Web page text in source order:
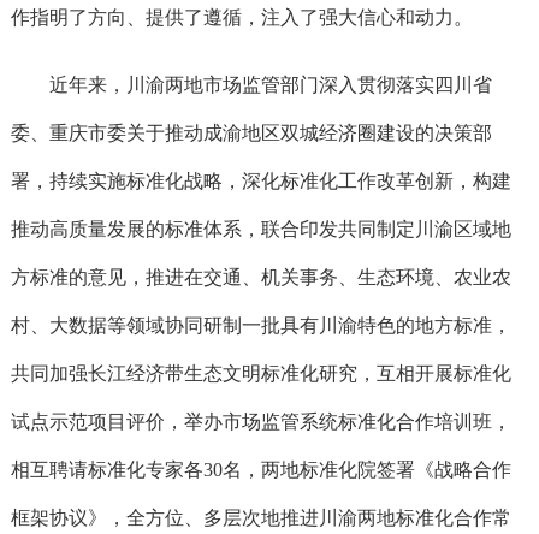
作指明了方向、提供了遵循，注入了强大信心和动力。
近年来，川渝两地市场监管部门深入贯彻落实四川省
委、重庆市委关于推动成渝地区双城经济圈建设的决策部
署，持续实施标准化战略，深化标准化工作改革创新，构建
推动高质量发展的标准体系，联合印发共同制定川渝区域地
方标准的意见，推进在交通、机关事务、生态环境、农业农
村、大数据等领域协同研制一批具有川渝特色的地方标准，
共同加强长江经济带生态文明标准化研究，互相开展标准化
试点示范项目评价，举办市场监管系统标准化合作培训班，
相互聘请标准化专家各30名，两地标准化院签署《战略合作
框架协议》，全方位、多层次地推进川渝两地标准化合作常